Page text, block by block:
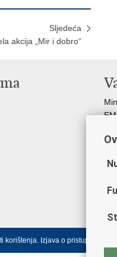
Sljedeća
akcija „Mir i dobro“
korištenja. Izjava o pristupačnosti